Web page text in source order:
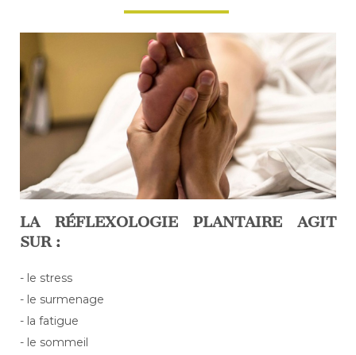
LA RÉFLEXOLOGIE PLANTAIRE AGIT
SUR :
- le stress
- le surmenage
- la fatigue
- le sommeil